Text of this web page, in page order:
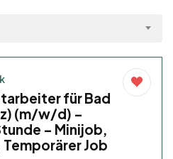
für Bad
(m/w/d) –
– Minijob,
Job